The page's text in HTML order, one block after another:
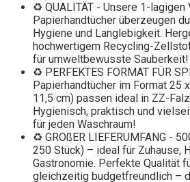
♻ QUALITÄT - Unsere 1-
Papierhandtücher überzeugen
Hygiene und Langlebigkeit.
hochwertigem Recycling-
für umweltbewusste Sauberkeit!
♻ PERFEKTES FORMAT FÜR
Papierhandtücher im Format 25
11,5 cm) passen ideal in ZZ-
Hygienisch, praktisch und
für jeden Waschraum!
♻ GROßER LIEFERUMFANG -
250 Stück) – ideal für Zuhause,
Gastronomie. Perfekte Qualität
gleichzeitig budgetfreundlich –